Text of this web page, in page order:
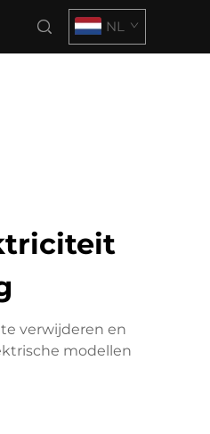
NL
verwijderen en
modellen